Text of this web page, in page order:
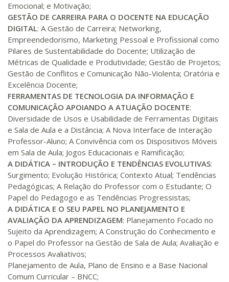
Emocional; e Motivação;
GESTÃO DE CARREIRA PARA O DOCENTE NA EDUCAÇÃO
DIGITAL: A Gestão de Carreira; Networking,
Empreendedorismo, Marketing Pessoal e Profissional como
Pilares de Sustentabilidade do Docente; Utilização de
Métricas de Qualidade e Produtividade; Gestão de Projetos;
Gestão de Conflitos e Comunicação Não-Violenta; Oratória e
Excelência Docente;
FERRAMENTAS DE TECNOLOGIA DA INFORMAÇÃO E
COMUNICAÇÃO APOIANDO A ATUAÇÃO DOCENTE:
Diversidade de Usos e Usabilidade de Ferramentas Digitais
e Sala de Aula e a Distância; A Nova Interface de Interação
Professor-Aluno; A Convivência com os Dispositivos Móveis
em Sala de Aula; Jogos Educacionais e Ramificação;
A DIDÁTICA – INTRODUÇÃO E TENDÊNCIAS EVOLUTIVAS:
Surgimento; Evolução Histórica; Contexto Atual; Tendências
Pedagógicas; A Relação do Professor com o Estudante; O
Papel do Pedagogo e as Tendências Progressistas;
A DIDÁTICA E O SEU PAPEL NO PLANEJAMENTO E
AVALIAÇÃO DA APRENDIZAGEM: Planejamento Focado no
Sujeito da Aprendizagem; A Construção do Conhecimento e
o Papel do Professor na Gestão de Sala de Aula; Avaliação e
Processos Avaliativos;
Planejamento de Aula, Plano de Ensino e a Base Nacional
Comum Curricular – BNCC;